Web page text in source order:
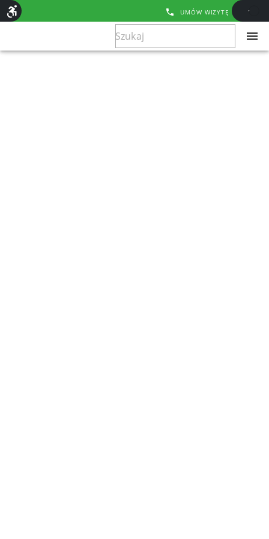
UMÓW WIZYTĘ